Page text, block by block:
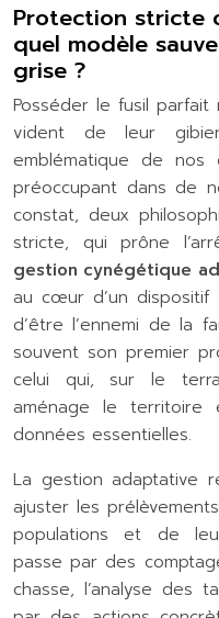
Protection stricte
quel modèle
grise ?
Posséder le fusil
vident de leur
emblématique de nos
préoccupant dans de
constat, deux
stricte, qui prône
gestion cynégétique
au cœur d’un
d’être l’ennemi de la
souvent son premier
celui qui, sur le
aménage le
données essentielles.
La gestion adaptative
ajuster les
populations et de
passe par des
chasse, l’analyse des